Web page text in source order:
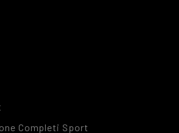
Completi Sport